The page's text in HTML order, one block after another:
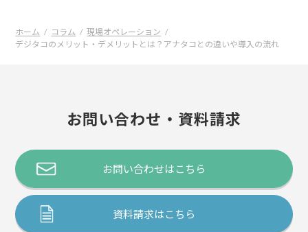
ホーム コラム
現場オペレーション
デジタコのメリット・デメリットとは？アナタコとの違いや導入の流れ
お問い合わせ・資料請求
お問い合わせはこちら
資料請求はこちら